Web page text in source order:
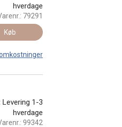
hverdage
79291
Køb
Levering 1-3
hverdage
99342